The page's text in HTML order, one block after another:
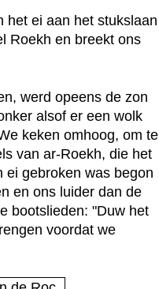
het ei aan het stukslaan
Roekh en breekt ons
werd opeens de zon
alsof er een wolk
keken omhoog, om te
van ar-Roekh, die het
ei gebroken was begon
en ons luider dan de
bootslieden: "Duw het
voordat we